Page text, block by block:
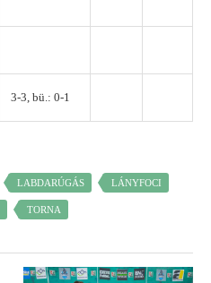
3-3, bü.: 0-1
LABDARÚGÁS LÁNYFOCI
TORNA